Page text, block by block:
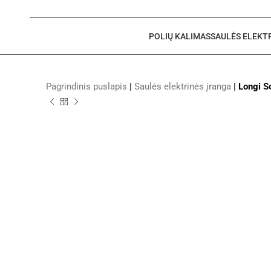
POLIŲ KALIMASSAULĖS
Pagrindinis puslapis | Saulės elektrinės įranga | Longi